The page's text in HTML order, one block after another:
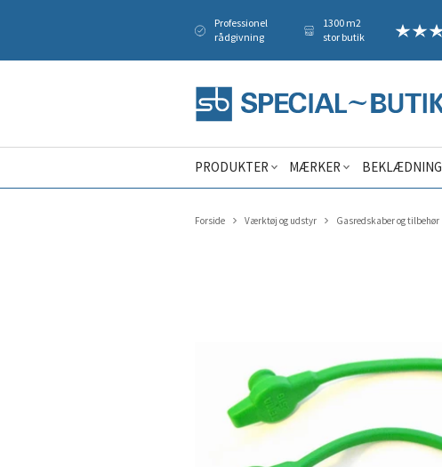
Professionel
rådgivning
1300 m2
stor butik
PRODUKTER MÆRKER BEKLÆDNING
Forside Værktøj og udstyr Gasredskaber og tilbehør